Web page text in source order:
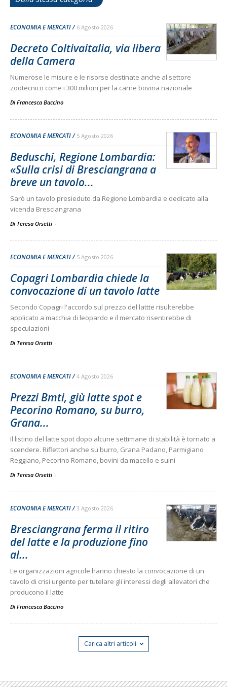
ECONOMIA E MERCATI 6 Agosto 2026
Decreto Coltivaitalia, via libera
della Camera
Numerose le misure e le risorse destinate anche al settore
zootecnico come i 300 milioni per la carne bovina nazionale
Di Francesca Baccino
ECONOMIA E MERCATI 5 Agosto 2026
Beduschi, Regione Lombardia:
«Sulla crisi di Bresciangrana a
breve un tavolo...
Sarò un tavolo presieduto da Regione Lombardia e dedicato alla
vicenda Bresciangrana
Di Teresa Orsetti -
ECONOMIA E MERCATI 5 Agosto 2026
Copagri Lombardia chiede la
convocazione di un tavolo latte
Secondo Copagri l'accordo sul prezzo del lattte risulterebbe
applicato a macchia di leopardo e il mercato risentirebbe di
speculazioni
Di Teresa Orsetti -
ECONOMIA E MERCATI 4 Agosto 2026
Prezzi Bmti, giù latte spot e
Pecorino Romano, su burro,
Grana...
Il listino del latte spot dopo alcune settimane di stabilità è tornato a
scendere. Riflettori anche su burro, Grana Padano, Parmigiano
Reggiano, Pecorino Romano, bovini da macello e suini
Di Teresa Orsetti -
ECONOMIA E MERCATI 3 Agosto 2026
Bresciangrana ferma il ritiro
del latte e la produzione fino
al...
Le organizzazioni agricole hanno chiesto la convocazione di un
tavolo di crisi urgente per tutelare gli interessi degli allevatori che
producono il latte
Di Francesca Baccino
Carica altri articoli